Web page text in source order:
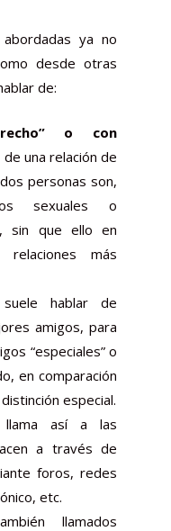
ya no
desde otras
de:
o con
una relación de
personas son,
sexuales o
sin que ello en
más
hablar de
amigos, para
“especiales” o
en comparación
especial.
así a las
a través de
foros, redes
etc.
llamados